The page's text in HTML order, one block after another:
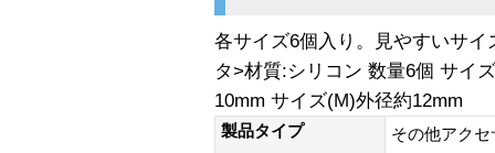
各サイズ6個入り。見やすいサ
タ>材質:シリコン 数量6個 サイ
10mm サイズ(M)外径約12mm
製品タイプ
その他アク